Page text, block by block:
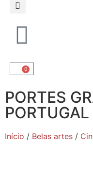
0
PORTES
Início / Belas artes /